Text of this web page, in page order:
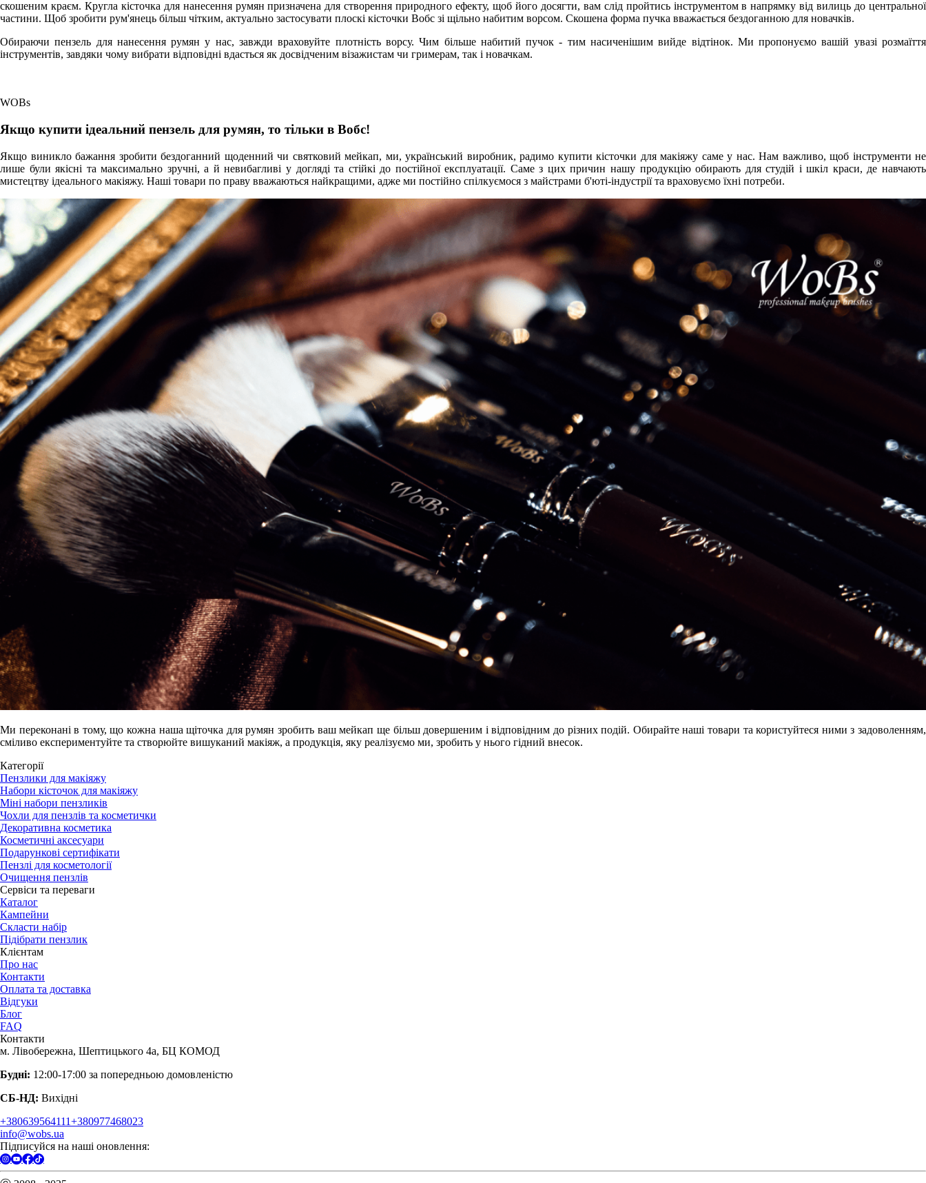
скошеним краєм. Кругла кісточка для нанесення румян призначена для створення природного ефекту, щоб його досягти, вам слід пройтись інструментом в напрямку від вилиць до центральної
частини. Щоб зробити рум'янець більш чітким, актуально застосувати плоскі кісточки Вобс зі щільно набитим ворсом. Скошена форма пучка вважається бездоганною для новачків.
Обираючи пензель для нанесення румян у нас, завжди враховуйте плотність ворсу. Чим більше набитий пучок - тим насиченішим вийде відтінок. Ми пропонуємо вашій увазі розмаїття
інструментів, завдяки чому вибрати відповідні вдасться як досвідченим візажистам чи гримерам, так і новачкам.
WOBs
Якщо купити ідеальний пензель для румян, то тільки в Вобс!
Якщо виникло бажання зробити бездоганний щоденний чи святковий мейкап, ми, український виробник, радимо купити кісточки для макіяжу саме у нас. Нам важливо, щоб інструменти не
лише були якісні та максимально зручні, а й невибагливі у догляді та стійкі до постійної експлуатації. Саме з цих причин нашу продукцію обирають для студій і шкіл краси, де навчають
мистецтву ідеального макіяжу. Наші товари по праву вважаються найкращими, адже ми постійно спілкуємося з майстрами б'юті-індустрії та враховуємо їхні потреби.
Ми переконані в тому, що кожна наша щіточка для румян зробить ваш мейкап ще більш довершеним і відповідним до різних подій. Обирайте наші товари та користуйтеся ними з задоволенням,
сміливо експериментуйте та створюйте вишуканий макіяж, а продукція, яку реалізуємо ми, зробить у нього гідний внесок.
Категорії
Пензлики для макіяжу
Набори кісточок для макіяжу
Міні набори пензликів
Чохли для пензлів та косметички
Декоративна косметика
Косметичні аксесуари
Подарункові сертифікати
Пензлі для косметології
Очищення пензлів
Сервіси та переваги
Каталог
Кампейни
Скласти набір
Підібрати пензлик
Клієнтам
Про нас
Контакти
Оплата та доставка
Відгуки
Блог
FAQ
Контакти
м. Лівобережна, Шептицького 4а, БЦ КОМОД
Будні: 12:00-17:00 за попередньою домовленістю
СБ-НД: Вихідні
+380639564111+380977468023
info@wobs.ua
Підписуйся на наші оновлення: